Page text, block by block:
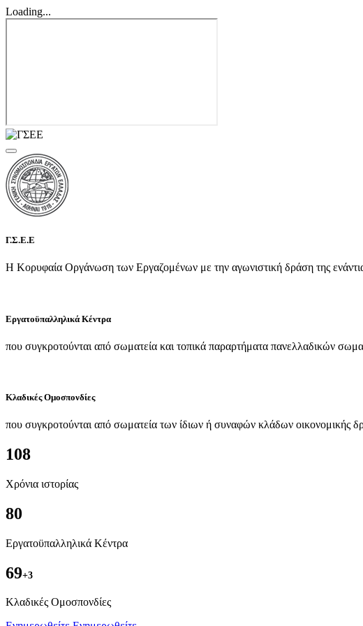
Loading...
Γ.Σ.Ε.Ε
Η Κορυφαία Οργάνωση των Εργαζομένων με την αγωνιστική δράση της
Εργατοϋπαλληλικά Κέντρα
που συγκροτούνται από σωματεία και τοπικά παραρτήματα πανελλαδικών
Κλαδικές Ομοσπονδίες
που συγκροτούνται από σωματεία των ίδιων ή συναφών κλάδων οικονομικής
108
Χρόνια ιστορίας
80
Εργατοϋπαλληλικά Κέντρα
69+3
Kλαδικές Ομοσπονδίες